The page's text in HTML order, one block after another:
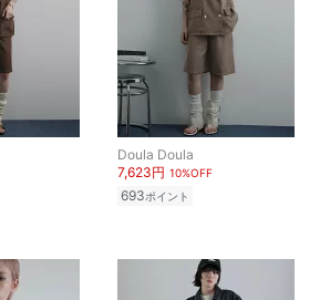
Doula Doula
7,623円 10%OFF
693ポイント